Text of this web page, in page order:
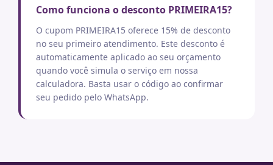
Como funciona o desconto PRIMEIRA15?
O cupom PRIMEIRA15 oferece 15% de desconto
no seu primeiro atendimento. Este desconto é
automaticamente aplicado ao seu orçamento
quando você simula o serviço em nossa
calculadora. Basta usar o código ao confirmar
seu pedido pelo WhatsApp.